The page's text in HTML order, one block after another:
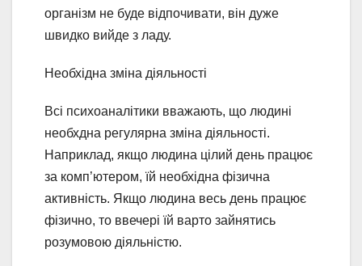
організм не буде відпочивати, він дуже
швидко вийде з ладу.
Необхідна зміна діяльності
Всі психоаналітики вважають, що людині
необхдна регулярна зміна діяльності.
Наприклад, якщо людина цілий день працює
за комп’ютером, їй необхідна фізична
активність. Якщо людина весь день працює
фізично, то ввечері їй варто зайнятись
розумовою діяльністю.